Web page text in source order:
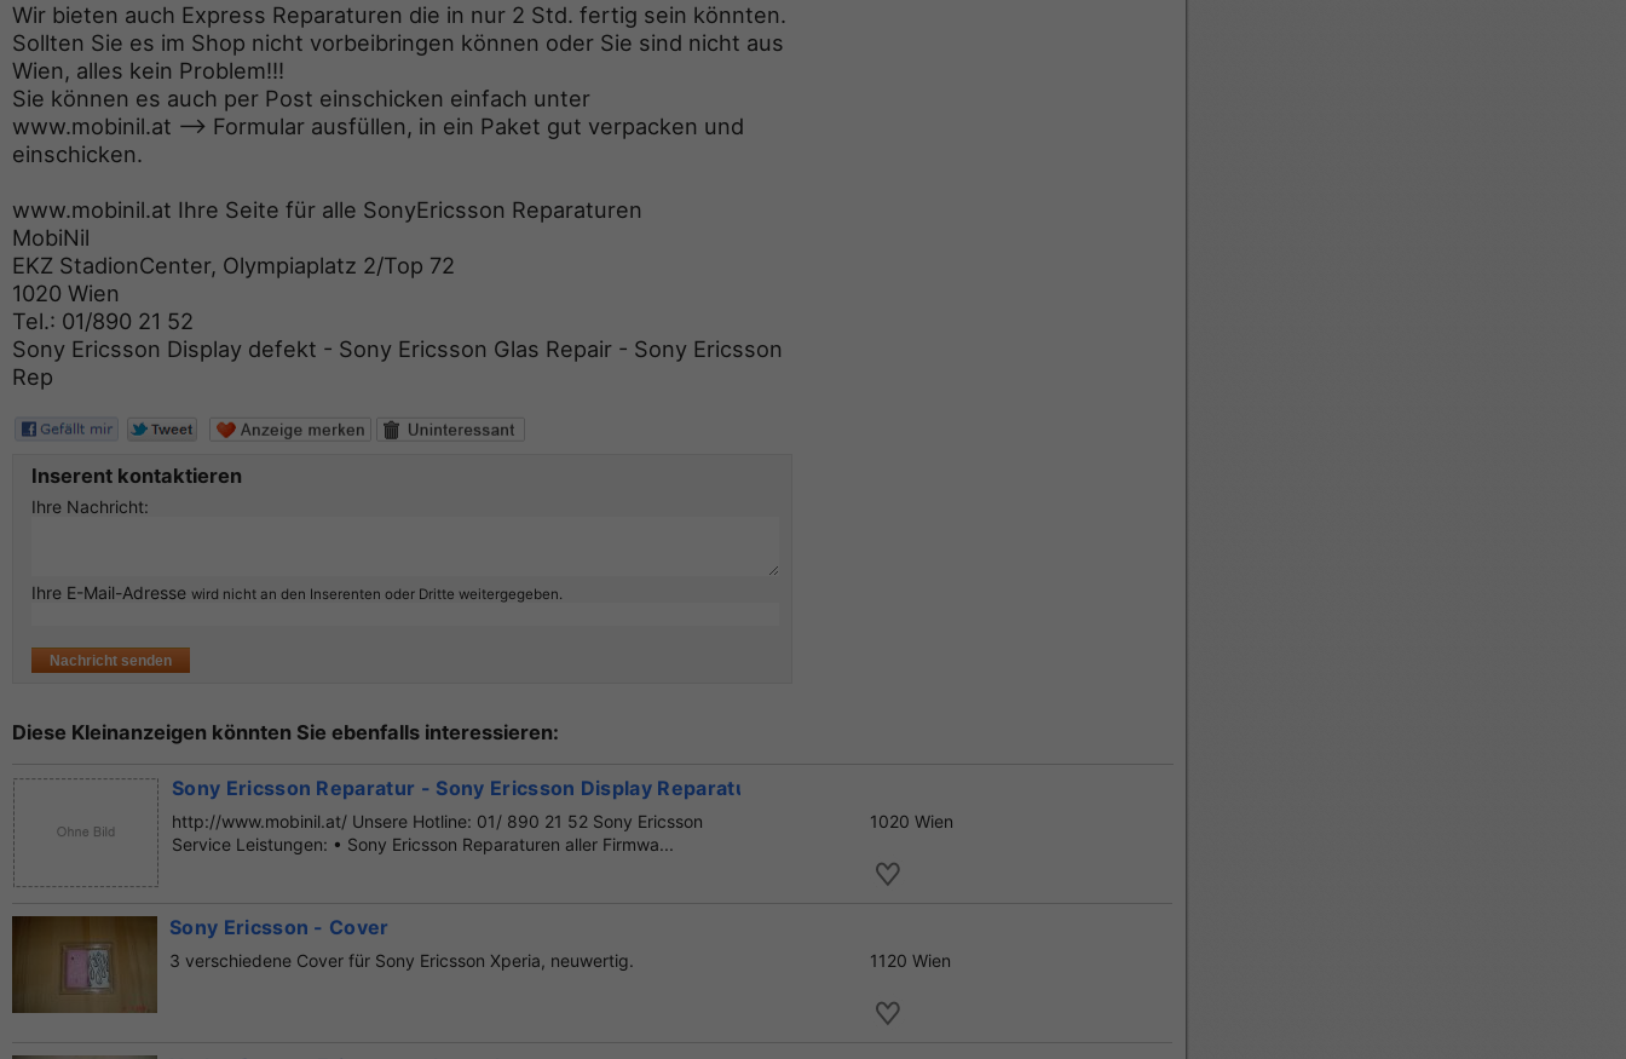
Wir bieten auch Express Reparaturen die in nur 2 Std. fertig sein könnten.
Sollten Sie es im Shop nicht vorbeibringen können oder Sie sind nicht aus
Wien, alles kein Problem!!!
Sie können es auch per Post einschicken einfach unter
www.mobinil.at --> Formular ausfüllen, in ein Paket gut verpacken und
einschicken.
www.mobinil.at Ihre Seite für alle SonyEricsson Reparaturen
MobiNil
EKZ StadionCenter, Olympiaplatz 2/Top 72
1020 Wien
Tel.: 01/890 21 52
Sony Ericsson Display defekt - Sony Ericsson Glas Repair - Sony Ericsson
Rep
Inserent kontaktieren
Ihre Nachricht:
Ihre E-Mail-Adresse wird nicht an den Inserenten oder Dritte weitergegeben.
Diese Kleinanzeigen könnten Sie ebenfalls interessieren:
Sony Ericsson Reparatur - Sony Ericsson Display Reparatur - ENTS
http://www.mobinil.at/ Unsere Hotline: 01/ 890 21 52 Sony Ericsson
Service Leistungen: • Sony Ericsson Reparaturen aller Firmwa...
1020 Wien
Sony Ericsson - Cover
3 verschiedene Cover für Sony Ericsson Xperia, neuwertig. 1120 Wien